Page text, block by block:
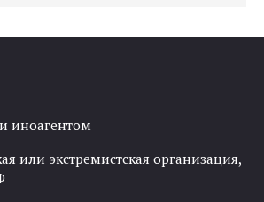
иноагентом
или экстремистская организация,